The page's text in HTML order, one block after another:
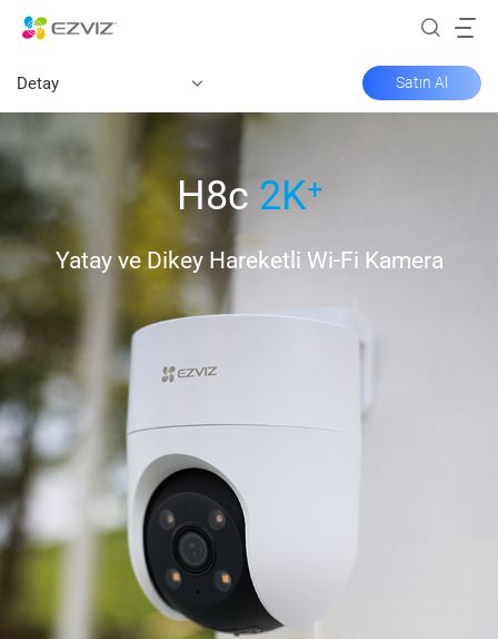
Detay Satın Al
H8c2K⁺
Yatay ve Dikey Hareketli Wi-Fi Kamera